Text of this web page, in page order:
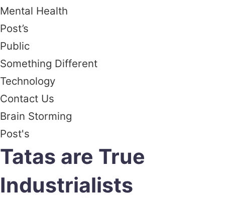
Mental Health
Post’s
Public
Something Different
Technology
Contact Us
Brain Storming
Post's
Tatas are True
Industrialists